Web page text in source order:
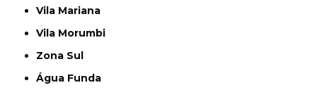
Vila Mariana
Vila Morumbi
Zona Sul
Água Funda